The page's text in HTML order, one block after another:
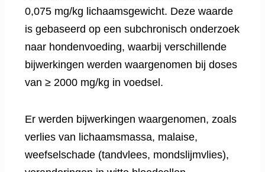
0,075 mg/kg lichaamsgewicht. Deze waarde
is gebaseerd op een subchronisch onderzoek
naar hondenvoeding, waarbij verschillende
bijwerkingen werden waargenomen bij doses
van ≥ 2000 mg/kg in voedsel.
Er werden bijwerkingen waargenomen, zoals
verlies van lichaamsmassa, malaise,
weefselschade (tandvlees, mondslijmvlies),